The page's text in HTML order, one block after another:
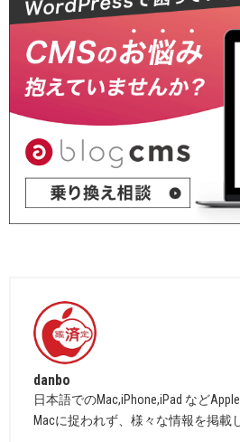
danbo
日本語でのMac,iPhone,iPad など
Macに捉われず、様々な情報を掲載